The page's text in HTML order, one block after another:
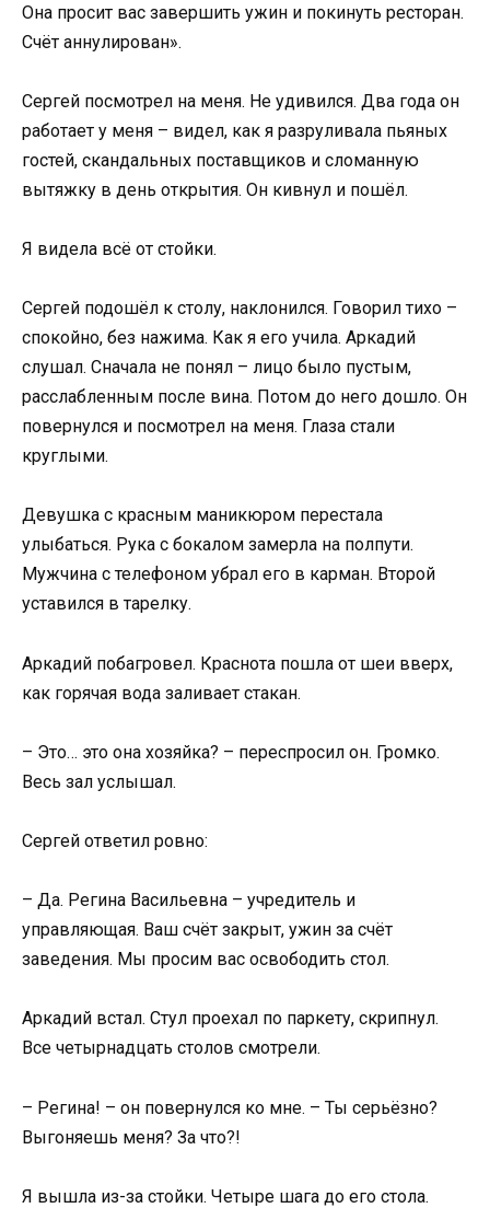
Она просит вас завершить ужин и покинуть ресторан.
Счёт аннулирован».
Сергей посмотрел на меня. Не удивился. Два года он
работает у меня – видел, как я разруливала пьяных
гостей, скандальных поставщиков и сломанную
вытяжку в день открытия. Он кивнул и пошёл.
Я видела всё от стойки.
Сергей подошёл к столу, наклонился. Говорил тихо –
спокойно, без нажима. Как я его учила. Аркадий
слушал. Сначала не понял – лицо было пустым,
расслабленным после вина. Потом до него дошло. Он
повернулся и посмотрел на меня. Глаза стали
круглыми.
Девушка с красным маникюром перестала
улыбаться. Рука с бокалом замерла на полпути.
Мужчина с телефоном убрал его в карман. Второй
уставился в тарелку.
Аркадий побагровел. Краснота пошла от шеи вверх,
как горячая вода заливает стакан.
– Это… это она хозяйка? – переспросил он. Громко.
Весь зал услышал.
Сергей ответил ровно:
– Да. Регина Васильевна – учредитель и
управляющая. Ваш счёт закрыт, ужин за счёт
заведения. Мы просим вас освободить стол.
Аркадий встал. Стул проехал по паркету, скрипнул.
Все четырнадцать столов смотрели.
– Регина! – он повернулся ко мне. – Ты серьёзно?
Выгоняешь меня? За что?!
Я вышла из-за стойки. Четыре шага до его стола.